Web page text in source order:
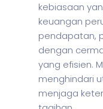
kebiasaan
keuangan
pendapatan,
dengan
yang efisien.
menghindari
menjaga